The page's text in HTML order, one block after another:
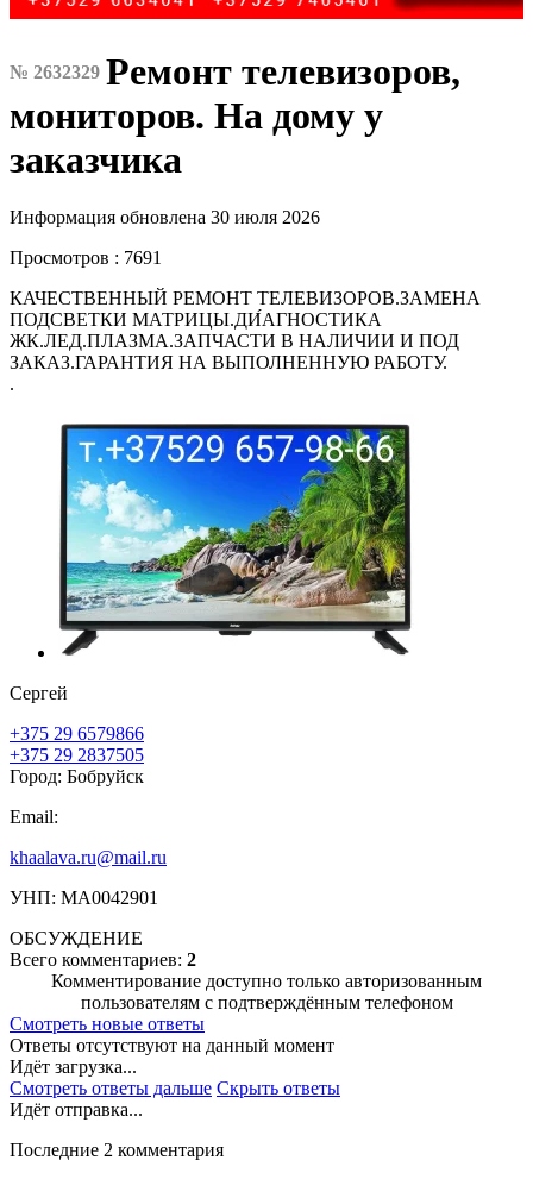
№ 2632329 Ремонт телевизоров,
мониторов. На дому у
заказчика
Информация обновлена 30 июля 2026
Просмотров : 7691
КАЧЕСТВЕННЫЙ РЕМОНТ ТЕЛЕВИЗОРОВ.ЗАМЕНА
ПОДСВЕТКИ МАТРИЦЫ.ДИ́АГНОСТИКА
ЖК.ЛЕД.ПЛАЗМА.ЗАПЧАСТИ В НАЛИЧИИ И ПОД
ЗАКАЗ.ГАРАНТИЯ НА ВЫПОЛНЕННУЮ РАБОТУ.
.
Сергей
+375 29 6579866
+375 29 2837505
Город: Бобруйск
Email:
khaalava.ru@mail.ru
УНП: MA0042901
ОБСУЖДЕНИЕ
Всего комментариев: 2
Комментирование доступно только авторизованным
пользователям с подтверждённым телефоном
Смотреть новые ответы
Ответы отсутствуют на данный момент
Идёт загрузка...
Смотреть ответы дальше Скрыть ответы
Идёт отправка...
Последние 2 комментария